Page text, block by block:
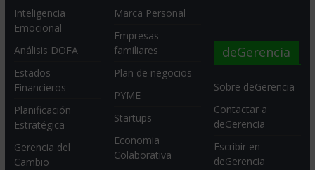
Inteligencia
Emocional
Análisis DOFA
Estados
Financieros
Planificación
Estratégica
Gerencia del
Cambio
Marca Personal
Empresas
familiares
Plan de negocios
PYME
Startups
Economia
Colaborativa
deGerencia
Sobre deGerencia
Contactar a
deGerencia
Escribir en
deGerencia